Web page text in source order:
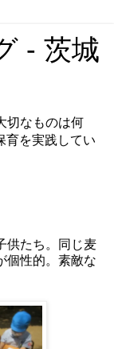
- 茨城
切なものは何
育を実践してい
供たち。同じ麦
個性的。素敵な